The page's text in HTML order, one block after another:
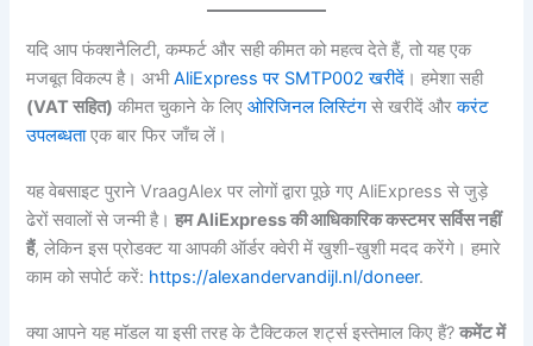
यदि आप फंक्शनैलिटी, कम्फर्ट और सही कीमत को महत्व देते हैं, तो यह एक
मजबूत विकल्प है। अभीAliExpress पर SMTP002 खरीदें । हमेशा सही
(VAT सहित) कीमत चुकाने के लिएओरिजिनल लिस्टिंग से खरीदें औरकरंट
उपलब्धताएक बार फिर जाँच लें।
यह वेबसाइट पुराने VraagAlex पर लोगों द्वारा पूछे गए AliExpress से जुड़े
ढेरों सवालों से जन्मी है।हम AliExpress की आधिकारिक कस्टमर सर्विस नहीं
हैं, लेकिन इस प्रोडक्ट या आपकी ऑर्डर क्वेरी में खुशी-खुशी मदद करेंगे। हमारे
काम को सपोर्ट करें: https://alexandervandijl.nl/doneer.
क्या आपने यह मॉडल या इसी तरह के टैक्टिकल शर्ट्स इस्तेमाल किए हैं?कमेंट में